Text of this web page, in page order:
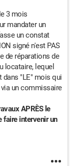
3 mois
mandater un
un constat
signé n'est PAS
de réparations de
locataire, lequel
dans "LE" mois qui
un commissaire
APRÈS le
faire intervenir un